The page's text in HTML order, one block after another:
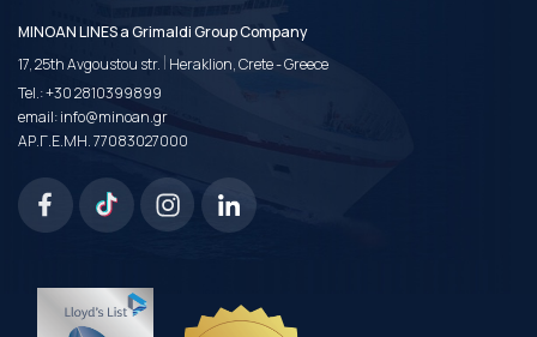
MINOAN LINES a Grimaldi Group Company
17, 25th Avgoustou str. | Heraklion, Crete - Greece
Tel.:+30 2810399899
email:info@minoan.gr
ΑΡ.Γ.Ε.ΜΗ. 77083027000